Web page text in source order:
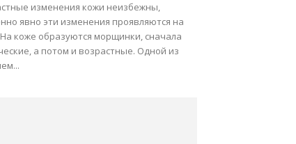
изменения кожи неизбежны,
явно эти изменения проявляются на
коже образуются морщинки, сначала
а потом и возрастные. Одной из